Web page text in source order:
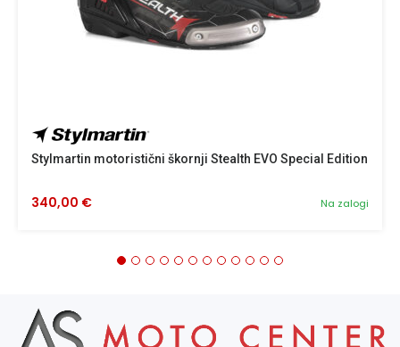
Stylmartin motoristični škornji Stealth EVO Special Edition
Na zalogi
340,00 €